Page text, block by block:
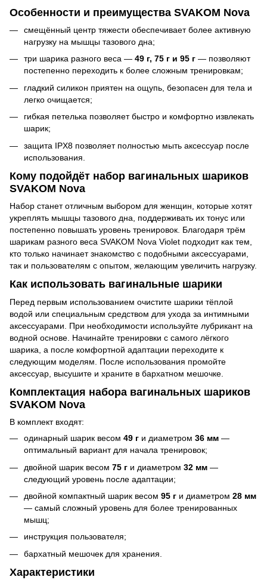
Особенности и преимущества SVAKOM Nova
смещённый центр тяжести обеспечивает более активную
нагрузку на мышцы тазового дна;
три шарика разного веса — 49 г, 75 г и 95 г — позволяют
постепенно переходить к более сложным тренировкам;
гладкий силикон приятен на ощупь, безопасен для тела и
легко очищается;
гибкая петелька позволяет быстро и комфортно извлекать
шарик;
защита IPX8 позволяет полностью мыть аксессуар после
использования.
Кому подойдёт набор вагинальных шариков
SVAKOM Nova
Набор станет отличным выбором для женщин, которые хотят
укреплять мышцы тазового дна, поддерживать их тонус или
постепенно повышать уровень тренировок. Благодаря трём
шарикам разного веса SVAKOM Nova Violet подходит как тем,
кто только начинает знакомство с подобными аксессуарами,
так и пользователям с опытом, желающим увеличить нагрузку.
Как использовать вагинальные шарики
Перед первым использованием очистите шарики тёплой
водой или специальным средством для ухода за интимными
аксессуарами. При необходимости используйте лубрикант на
водной основе. Начинайте тренировки с самого лёгкого
шарика, а после комфортной адаптации переходите к
следующим моделям. После использования промойте
аксессуар, высушите и храните в бархатном мешочке.
Комплектация набора вагинальных шариков
SVAKOM Nova
В комплект входят:
одинарный шарик весом 49 г и диаметром 36 мм —
оптимальный вариант для начала тренировок;
двойной шарик весом 75 г и диаметром 32 мм —
следующий уровень после адаптации;
двойной компактный шарик весом 95 г и диаметром 28 мм
— самый сложный уровень для более тренированных
мышц;
инструкция пользователя;
бархатный мешочек для хранения.
Характеристики